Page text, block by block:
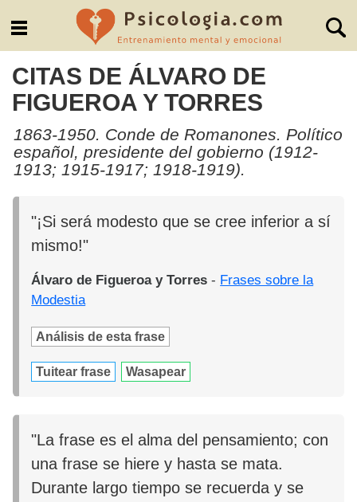
CITAS DE ÁLVARO DE
FIGUEROA Y TORRES
1863-1950. Conde de Romanones. Político
español, presidente del gobierno (1912-
1913; 1915-1917; 1918-1919).
"¡Si será modesto que se cree inferior a sí
mismo!"
Álvaro de Figueroa y Torres - Frases sobre la
Modestia
Análisis de esta frase
Tuitear frase Wasapear
"La frase es el alma del pensamiento; con
una frase se hiere y hasta se mata.
Durante largo tiempo se recuerda y se